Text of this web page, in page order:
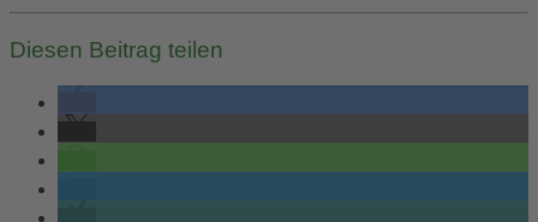
Diesen Beitrag teilen